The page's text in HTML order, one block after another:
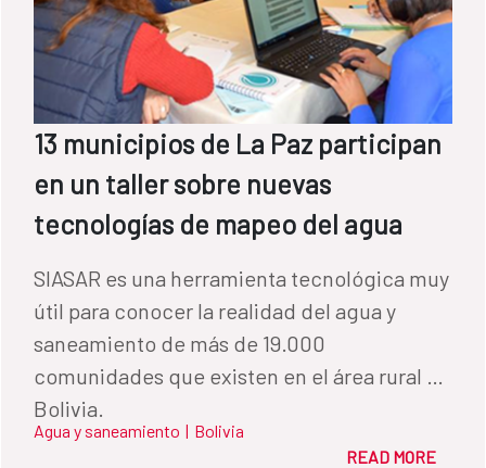
13 municipios de La Paz participan
en un taller sobre nuevas
tecnologías de mapeo del agua
SIASAR es una herramienta tecnológica muy
útil para conocer la realidad del agua y
saneamiento de más de 19.000
comunidades que existen en el área rural de
Bolivia.
Agua y saneamiento | Bolivia
READ MORE